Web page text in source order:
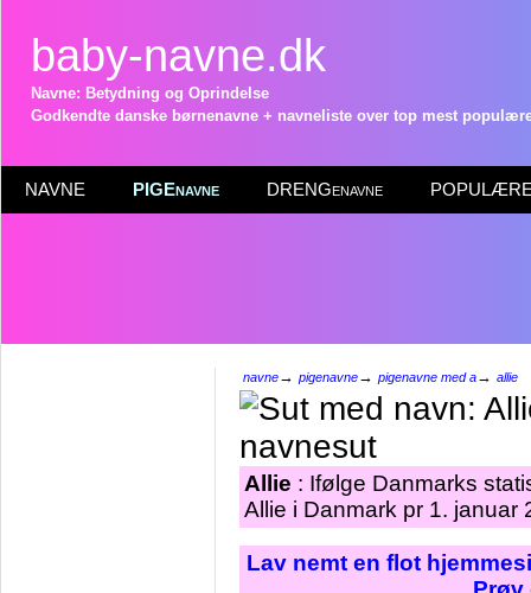
baby-navne.dk
Navne: Betydning og Oprindelse
Godkendte danske børnenavne + navneliste over top mest
NAVNE PIGEnavne DRENGenavne POPULÆRE
navne→ pigenavne→ pigenavne med a→ allie
Allie : Ifølge Danmarks
Allie i Danmark pr 1. januar
Lav nemt en flot